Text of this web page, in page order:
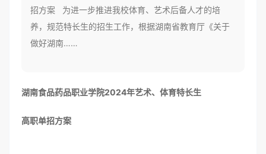
招方案 为进一步推进我校体育、艺术后备人才的培
养，规范特长生的招生工作，根据湖南省教育厅《关于
做好湖南……
湖南食品药品职业学院2024年艺术、体育特长生
高职单招方案